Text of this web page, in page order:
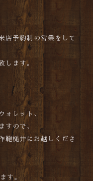
店予約制の営業をして
します。
ォレット、
すので、
鞄槌井にお越しくださ
す。